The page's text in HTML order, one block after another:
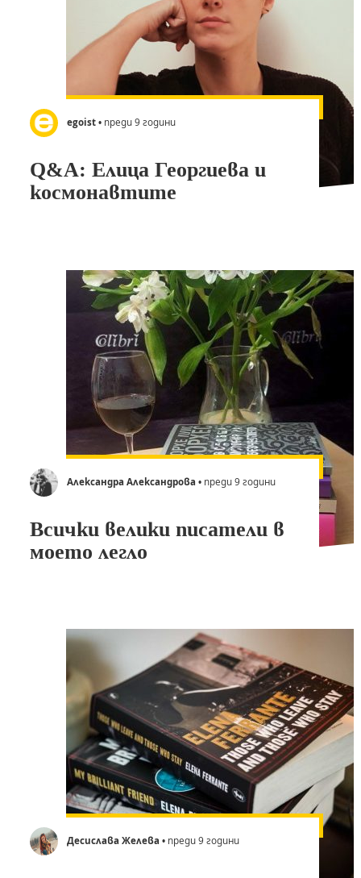
egoist• преди 9 години
Q&A: Елица Георгиева и
космонавтите
Александра Александрова • преди 9 години
Всички велики писатели в
моето легло
Десислава Желева • преди 9 години